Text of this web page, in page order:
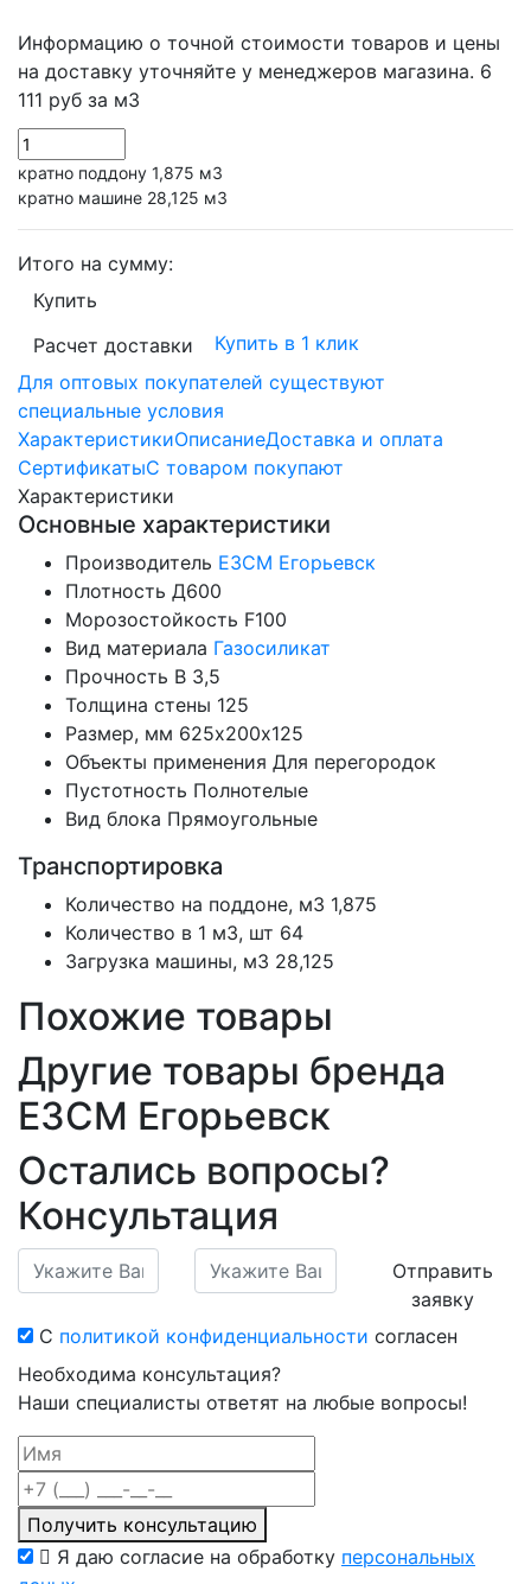
Информацию о точной стоимости товаров и цены
на доставку уточняйте у менеджеров магазина. 6
111 руб за м3
кратно поддону 1,875 м3
кратно машине 28,125 м3
Итого на сумму:
Купить
Расчет доставки
Купить в 1 клик
Для оптовых покупателей существуют
специальные условия
ХарактеристикиОписаниеДоставка и оплата
СертификатыС товаром покупают
Характеристики
Основные характеристики
Производитель ЕЗСМ Егорьевск
Плотность Д600
Морозостойкость F100
Вид материала Газосиликат
Прочность B 3,5
Толщина стены 125
Размер, мм 625х200х125
Объекты применения Для перегородок
Пустотность Полнотелые
Вид блока Прямоугольные
Транспортировка
Количество на поддоне, м3 1,875
Количество в 1 м3, шт 64
Загрузка машины, м3 28,125
Похожие товары
Другие товары бренда
ЕЗСМ Егорьевск
Остались вопросы?
Консультация
Отправить
заявку
С политикой конфиденциальности согласен
Необходима консультация?
Наши специалисты ответят на любые вопросы!
Получить консультацию
Я даю согласие на обработку персональных